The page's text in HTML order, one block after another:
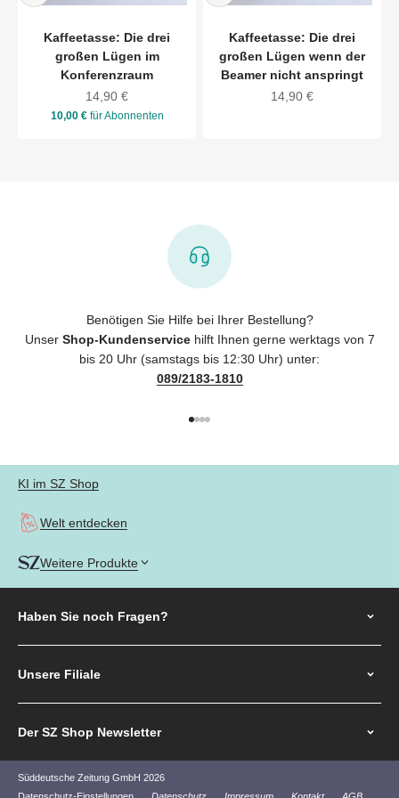
Kaffeetasse: Die drei
großen Lügen im
Konferenzraum
Angebot
14,90 €
10,00 €für Abonnenten
Kaffeetasse: Die drei
großen Lügen wenn der
Beamer nicht anspringt
Angebot
14,90 €
Benötigen Sie Hilfe bei Ihrer Bestellung?
Unser Shop-Kundenservicehilft Ihnen gerne werktags von 7
bis 20 Uhr (samstags bis 12:30 Uhr) unter:
089/2183-1810
KI im SZ Shop
Welt entdecken
Weitere Produkte
Haben Sie noch Fragen?
Unsere Filiale
Der SZ Shop Newsletter
Süddeutsche Zeitung GmbH 2026